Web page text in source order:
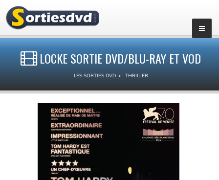
LOCKE SORTIE DVD/BLU-RAY ET VOD
LES SORTIES DVD THRILLER